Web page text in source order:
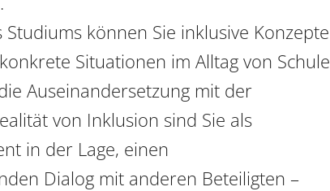
Studiums können Sie inklusive Konzepte
Situationen im Alltag von Schule
Auseinandersetzung mit der
von Inklusion sind Sie als
in der Lage, einen
Dialog mit anderen Beteiligten –